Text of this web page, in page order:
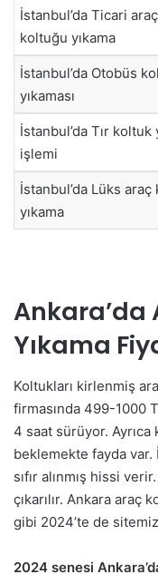
İstanbul’da Ticari araç
koltuğu yıkama
İstanbul’da Otobüs
yıkaması
İstanbul’da Tır koltuk
işlemi
İstanbul’da Lüks
yıkama
Ankara’da
Yıkama
Koltukları kirlenmiş
firmasında 499-1000
4 saat sürüyor.
beklemekte fayda
sıfır alınmış hissi
çıkarılır. Ankara araç
gibi 2024’te de
2024 senesi